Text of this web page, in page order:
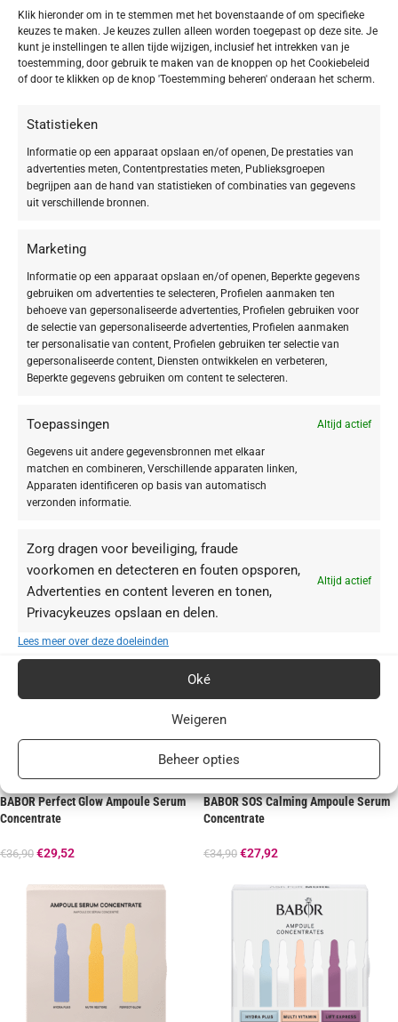
Klik hieronder om in te stemmen met het bovenstaande of om specifieke
keuzes te maken. Je keuzes zullen alleen worden toegepast op deze site. Je
kunt je instellingen te allen tijde wijzigen, inclusief het intrekken van je
toestemming, door gebruik te maken van de knoppen op het Cookiebeleid
of door te klikken op de knop 'Toestemming beheren' onderaan het scherm.
Statistieken
Informatie op een apparaat opslaan en/of openen, De prestaties van
advertenties meten, Contentprestaties meten, Publieksgroepen
begrijpen aan de hand van statistieken of combinaties van gegevens
uit verschillende bronnen.
Marketing
Informatie op een apparaat opslaan en/of openen, Beperkte gegevens
gebruiken om advertenties te selecteren, Profielen aanmaken ten
behoeve van gepersonaliseerde advertenties, Profielen gebruiken voor
de selectie van gepersonaliseerde advertenties, Profielen aanmaken
ter personalisatie van content, Profielen gebruiken ter selectie van
gepersonaliseerde content, Diensten ontwikkelen en verbeteren,
Beperkte gegevens gebruiken om content te selecteren.
Toepassingen Altijd actief
Gegevens uit andere gegevensbronnen met elkaar
matchen en combineren, Verschillende apparaten linken,
Apparaten identificeren op basis van automatisch
verzonden informatie.
Zorg dragen voor beveiliging, fraude
voorkomen en detecteren en fouten opsporen,
Advertenties en content leveren en tonen,
Privacykeuzes opslaan en delen.
Altijd actief
Lees meer over deze doeleinden
Oké
Weigeren
Beheer opties
-20%
BABOR Collagen Booster Ampoule
Serum Concentrate
31,92
-20%
BABOR Hydra Plus Ampoule Serum
-20%
BABOR Lift Express Ampoule Serum
39,90 €31,92
-20%
€29,90
BABOR Perfect Glow Ampoule Serum
Concentrate
€36,90 €29,52
-20%
BABOR SOS Calming Ampoule Serum
Concentrate
€34,90 €27,92